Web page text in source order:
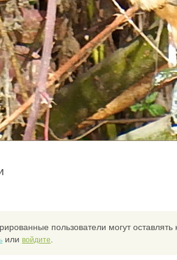
пользователи могут оставлять
или войдите